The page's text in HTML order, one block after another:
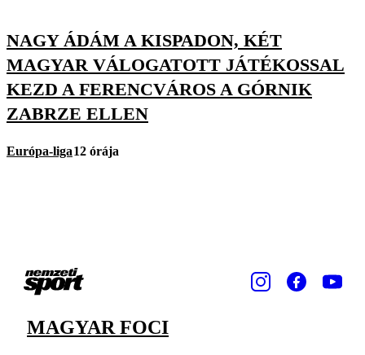
NAGY ÁDÁM A KISPADON, KÉT
MAGYAR VÁLOGATOTT JÁTÉKOSSAL
KEZD A FERENCVÁROS A GÓRNIK
ZABRZE ELLEN
Európa-liga12 órája
MAGYAR FOCI